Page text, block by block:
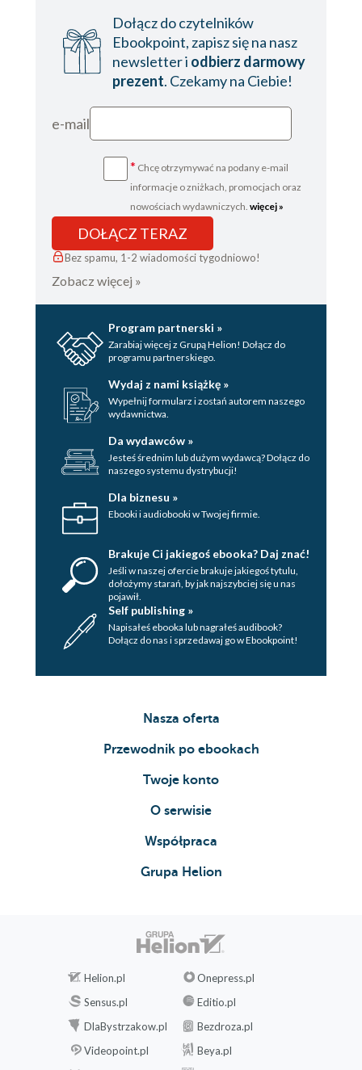
Dołącz do czytelników
Ebookpoint, zapisz się na nasz
newsletter i odbierz darmowy
prezent. Czekamy na Ciebie!
e-mail
* Chcę otrzymywać na podany e-mail
informacje o zniżkach, promocjach oraz
nowościach wydawniczych. więcej »
DOŁĄCZ TERAZ
Bez spamu, 1-2 wiadomości tygodniowo!
Zobacz więcej »
Program partnerski »
Zarabiaj więcej z Grupą Helion! Dołącz do
programu partnerskiego.
Wydaj z nami książkę »
Wypełnij formularz i zostań autorem naszego
wydawnictwa.
Da wydawców »
Jesteś średnim lub dużym wydawcą? Dołącz do
naszego systemu dystrybucji!
Dla biznesu »
Ebooki i audiobooki w Twojej firmie.
Brakuje Ci jakiegoś ebooka? Daj znać!
Jeśli w naszej ofercie brakuje jakiegoś tytulu,
dołożymy starań, by jak najszybciej się u nas
pojawił.
Self publishing »
Napisałeś ebooka lub nagrałeś audibook?
Dołącz do nas i sprzedawaj go w Ebookpoint!
Nasza oferta
Przewodnik po ebookach
Twoje konto
O serwisie
Współpraca
Grupa Helion
Helion.pl
Onepress.pl
Sensus.pl
Editio.pl
DlaBystrzakow.pl
Bezdroza.pl
Videopoint.pl
Beya.pl